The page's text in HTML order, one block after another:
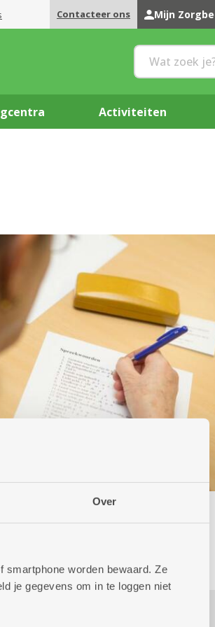
Over
smartphone worden bewaard. Ze
je gegevens om in te loggen niet
Contacteer ons Mijn
Activiteiten